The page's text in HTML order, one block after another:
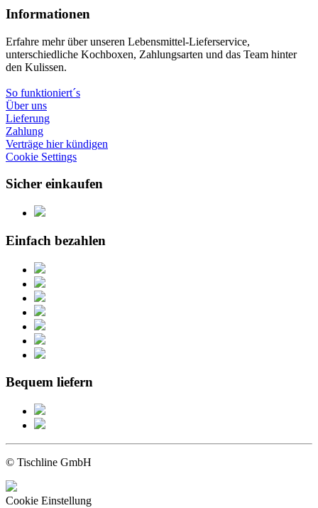
Informationen
Erfahre mehr über unseren Lebensmittel-Lieferservice,
unterschiedliche Kochboxen, Zahlungsarten und das Team hinter
den Kulissen.
So funktioniert´s
Über uns
Lieferung
Zahlung
Verträge hier kündigen
Cookie Settings
Sicher einkaufen
Einfach bezahlen
Bequem liefern
© Tischline GmbH
Cookie Einstellung